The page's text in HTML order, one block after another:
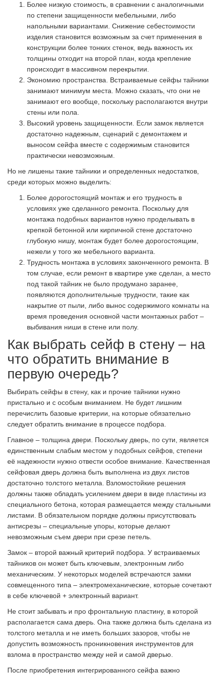
Более низкую стоимость, в сравнении с аналогичными
по степени защищенности мебельными, либо
напольными вариантами. Снижение себестоимости
изделия становится возможным за счет применения в
конструкции более тонких стенок, ведь важность их
толщины отходит на второй план, когда крепление
происходит в массивном перекрытии.
Экономию пространства. Встраиваемые сейфы тайники
занимают минимум места. Можно сказать, что они не
занимают его вообще, поскольку располагаются внутри
стены или пола.
Высокий уровень защищенности. Если замок является
достаточно надежным, сценарий с демонтажем и
выносом сейфа вместе с содержимым становится
практически невозможным.
Но не лишены такие тайники и определенных недостатков,
среди которых можно выделить:
Более дорогостоящий монтаж и его трудность в
условиях уже сделанного ремонта. Поскольку для
монтажа подобных вариантов нужно проделывать в
крепкой бетонной или кирпичной стене достаточно
глубокую нишу, монтаж будет более дорогостоящим,
нежели у того же мебельного варианта.
Трудность монтажа в условиях законченного ремонта. В
том случае, если ремонт в квартире уже сделан, а место
под такой тайник не было продумано заранее,
появляются дополнительные трудности, такие как
накрытие от пыли, либо вынос содержимого комнаты на
время проведения основной части монтажных работ –
выбивания ниши в стене или полу.
Как выбрать сейф в стену – на
что обратить внимание в
первую очередь?
Выбирать сейфы в стену, как и прочие тайники нужно
пристально и с особым вниманием. Не будет лишним
перечислить базовые критерии, на которые обязательно
следует обратить внимание в процессе подбора.
Главное – толщина двери. Поскольку дверь, по сути, является
единственным слабым местом у подобных сейфов, степени
её надежности нужно отвести особое внимание. Качественная
сейфовая дверь должна быть выполнена из двух листов
достаточно толстого металла. Взломостойкие решения
должны также обладать усилением двери в виде пластины из
специального бетона, которая размещается между стальными
листами. В обязательном порядке должны присутствовать
антисрезы – специальные упоры, которые делают
невозможным съем двери при срезе петель.
Замок – второй важный критерий подбора. У встраиваемых
тайников он может быть ключевым, электронным либо
механическим. У некоторых моделей встречаются замки
совмещенного типа – электромеханические, которые сочетают
в себе ключевой + электронный вариант.
Не стоит забывать и про фронтальную пластину, в которой
располагается сама дверь. Она также должна быть сделана из
толстого металла и не иметь больших зазоров, чтобы не
допустить возможность проникновения инструментов для
взлома в пространство между ней и самой дверью.
После приобретения интегрированного сейфа важно